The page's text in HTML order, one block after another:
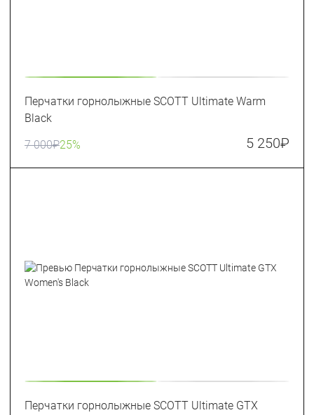
Перчатки горнолыжные SCOTT Ultimate Warm
Black
7 000₽25% 5 250₽
Перчатки горнолыжные SCOTT Ultimate GTX